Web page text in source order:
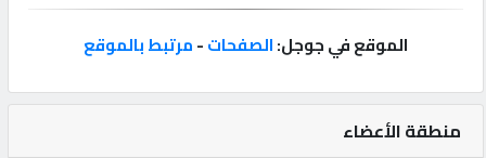
كيو
كيو
نمبر
منطقة الأعضاء
الموقع في جوجل:الصفحات-مرتبط بالموقع